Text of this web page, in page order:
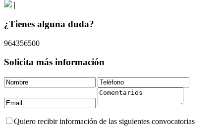
|
¿Tienes alguna duda?
964356500
Solicita más información
Quiero recibir información de las siguientes convocatorias